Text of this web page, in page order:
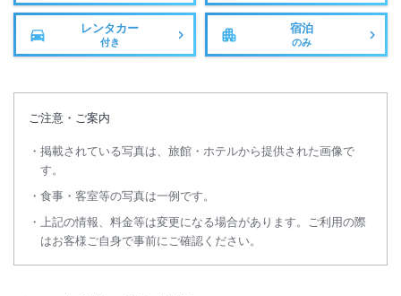
レンタカー
付き
宿泊
のみ
ご注意・ご案内
掲載されている写真は、旅館・ホテルから提供された画像で
す。
食事・客室等の写真は一例です。
上記の情報、料金等は変更になる場合があります。ご利用の際
はお客様ご自身で事前にご確認ください。